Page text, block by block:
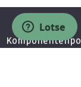
Lotse